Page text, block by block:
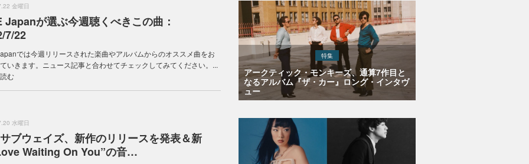
金曜日
Japanが選ぶ今週聴くべきこの曲：
7/22
では今週リリースされた楽曲やアルバムからのオススメ曲をお
いきます。ニュース記事と合わせてチェックしてみてください。...
む
水曜日
ブウェイズ、新作のリリースを発表＆新
Waiting On You”の音…
特集
アークティック・モンキーズ、通算7作目と
なるアルバム『ザ・カー』ロング・インタヴ
ュー